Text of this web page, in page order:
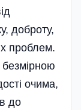
доброту,
проблем.
очима,
до